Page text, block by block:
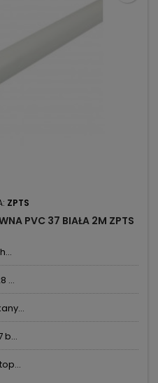
ZPTS
PVC 37 BIAŁA 2M ZPTS
...
b...